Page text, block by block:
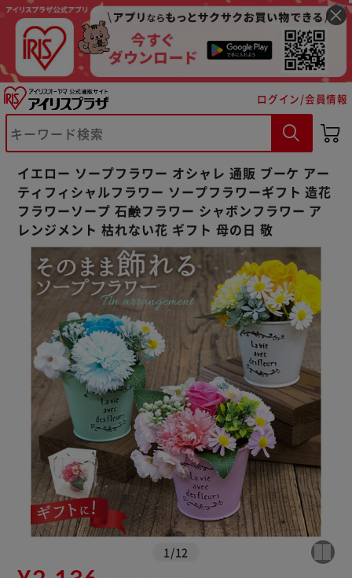
ログイン/会員情報
イエロー ソープフラワー オシャレ 通販 ブーケ アー
ティフィシャルフラワー ソープフラワーギフト 造花
フラワーソープ 石鹸フラワー シャボンフラワー ア
レンジメント 枯れない花 ギフト 母の日 敬
1 /12
※ご確認ください
カートに入れる 購入手続きへ